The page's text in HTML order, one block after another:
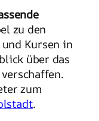
zu den
Kursen in
über das
zum
.